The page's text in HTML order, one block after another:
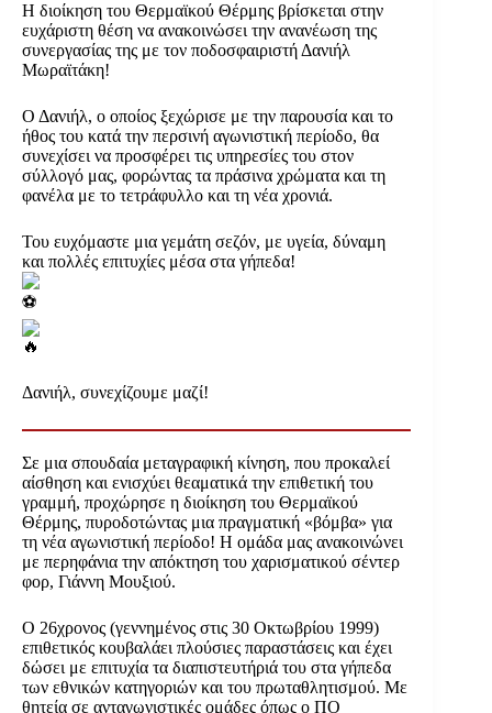
Η διοίκηση του Θερμαϊκού Θέρμης βρίσκεται στην
ευχάριστη θέση να ανακοινώσει την ανανέωση της
συνεργασίας της με τον ποδοσφαιριστή Δανιήλ
Μωραϊτάκη!
Ο Δανιήλ, ο οποίος ξεχώρισε με την παρουσία και το
ήθος του κατά την περσινή αγωνιστική περίοδο, θα
συνεχίσει να προσφέρει τις υπηρεσίες του στον
σύλλογό μας, φορώντας τα πράσινα χρώματα και τη
φανέλα με το τετράφυλλο και τη νέα χρονιά.
Του ευχόμαστε μια γεμάτη σεζόν, με υγεία, δύναμη
και πολλές επιτυχίες μέσα στα γήπεδα!
Δανιήλ, συνεχίζουμε μαζί!
Σε μια σπουδαία μεταγραφική κίνηση, που προκαλεί
αίσθηση και ενισχύει θεαματικά την επιθετική του
γραμμή, προχώρησε η διοίκηση του Θερμαϊκού
Θέρμης, πυροδοτώντας μια πραγματική «βόμβα» για
τη νέα αγωνιστική περίοδο! Η ομάδα μας ανακοινώνει
με περηφάνια την απόκτηση του χαρισματικού σέντερ
φορ, Γιάννη Μουξιού.
Ο 26χρονος (γεννημένος στις 30 Οκτωβρίου 1999)
επιθετικός κουβαλάει πλούσιες παραστάσεις και έχει
δώσει με επιτυχία τα διαπιστευτήριά του στα γήπεδα
των εθνικών κατηγοριών και του πρωταθλητισμού. Με
θητεία σε ανταγωνιστικές ομάδες όπως ο ΠΟ